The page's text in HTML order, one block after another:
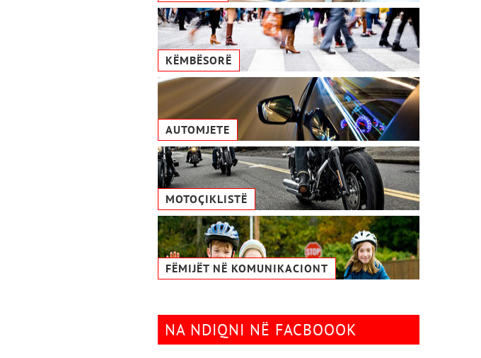
KËMBËSORË
AUTOMJETE
MOTOÇIKLISTË
FËMIJËT NË KOMUNIKACIONТ
NA NDIQNI NË FACBOOOK